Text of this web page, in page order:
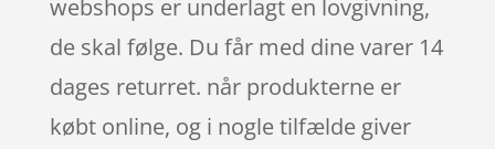
webshops er underlagt en lovgivning,
de skal følge. Du får med dine varer 14
dages returret. når produkterne er
købt online, og i nogle tilfælde giver